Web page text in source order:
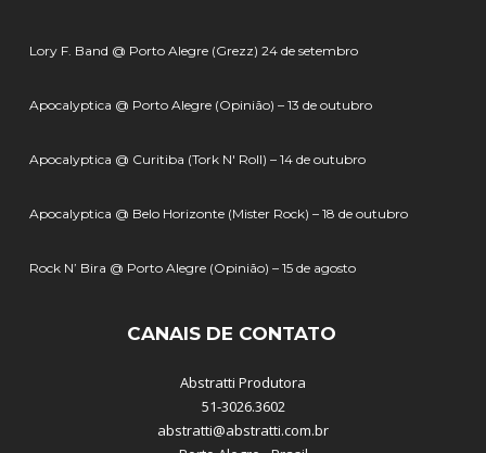
Lory F. Band @ Porto Alegre (Grezz) 24 de setembro
Apocalyptica @ Porto Alegre (Opinião) – 13 de outubro
Apocalyptica @ Curitiba (Tork N' Roll) – 14 de outubro
Apocalyptica @ Belo Horizonte (Mister Rock) – 18 de outubro
Rock N’ Bira @ Porto Alegre (Opinião) – 15 de agosto
CANAIS DE CONTATO
Abstratti Produtora
51-3026.3602
abstratti@abstratti.com.br